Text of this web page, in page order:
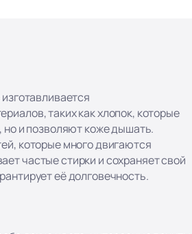
таких как хлопок, которые
но и позволяют коже дышать.
которые много двигаются
частые стирки и сохраняет свой
её долговечность.